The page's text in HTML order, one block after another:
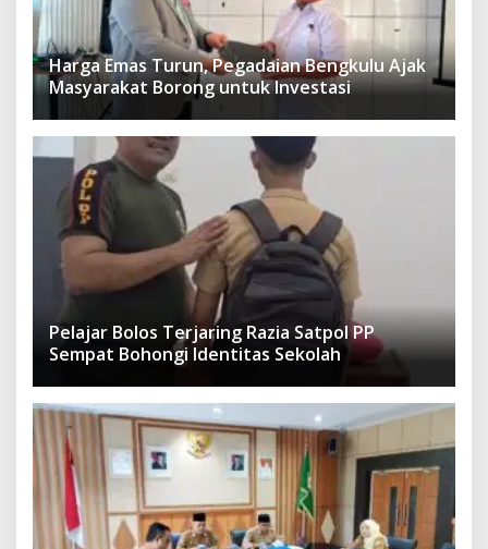
Harga Emas Turun, Pegadaian Bengkulu Ajak
Masyarakat Borong untuk Investasi
Pelajar Bolos Terjaring Razia Satpol PP
Sempat Bohongi Identitas Sekolah